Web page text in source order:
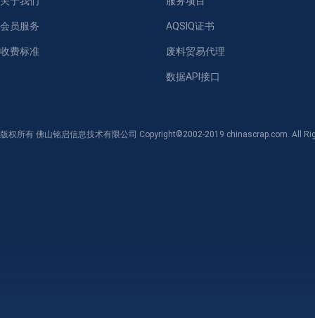
会员服务
收费标准
AQSIQ证书
废料贸易代理
数据API接口
版权所有 佛山铭启信息技术有限公司 Copyright©2002-2019 chinascrap.com. All